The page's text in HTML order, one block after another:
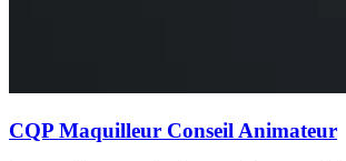
CQP Maquilleur Conseil Animateur